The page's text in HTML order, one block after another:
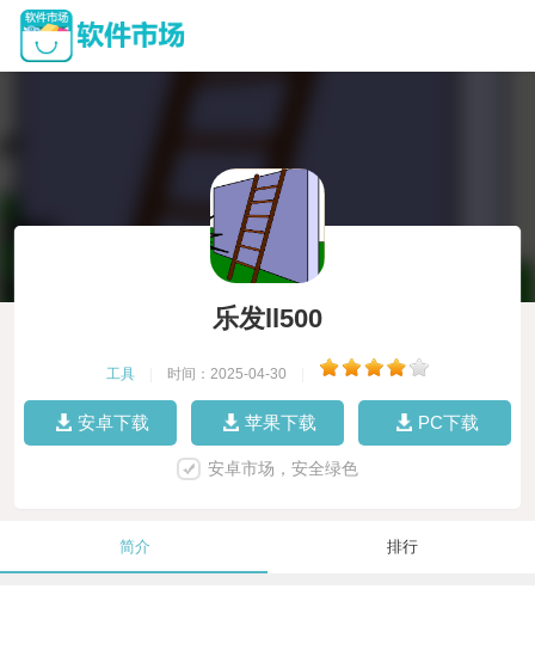
乐发ll500
工具 时间：2025-04-30
安卓下载 苹果下载 PC下载
安卓市场，安全绿色
简介 排行